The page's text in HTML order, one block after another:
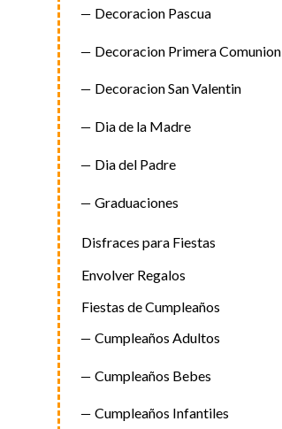
Decoracion Pascua
Decoracion Primera Comunion
Decoracion San Valentin
Dia de la Madre
Dia del Padre
Graduaciones
Disfraces para Fiestas
Envolver Regalos
Fiestas de Cumpleaños
Cumpleaños Adultos
Cumpleaños Bebes
Cumpleaños Infantiles